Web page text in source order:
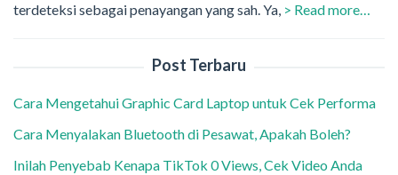
terdeteksi sebagai penayangan yang sah. Ya, > Read more…
Post Terbaru
Cara Mengetahui Graphic Card Laptop untuk Cek Performa
Cara Menyalakan Bluetooth di Pesawat, Apakah Boleh?
Inilah Penyebab Kenapa TikTok 0 Views, Cek Video Anda